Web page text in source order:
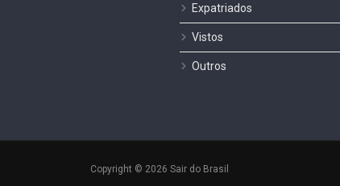
Expatriados
Vistos
Outros
Copyright © 2026 Sair do Brasil